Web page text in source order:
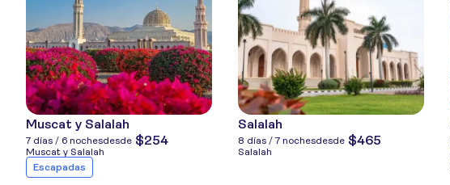
Muscat y Salalah
7 días / 6 nochesdesde $254
Muscat y Salalah
Escapadas
Salalah
8 días / 7 nochesdesde $465
Salalah